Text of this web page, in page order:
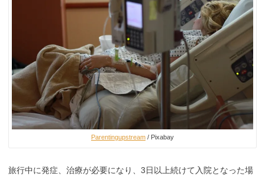
Parentingupstream / Pixabay
旅行中に発症、治療が必要になり、3日以上続けて入院となった場